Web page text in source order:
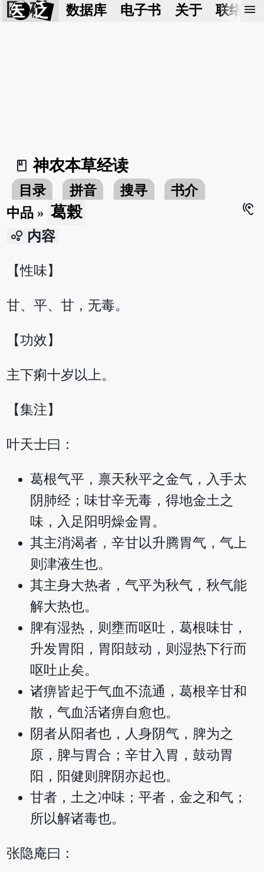
医 砭 数据库 电子书 关于 联络我
menu
book_2
神农本草经读
目录 拼音 搜寻
书介
中品 » 葛榖
hearing
bubble_chart 内容
【性味】
甘、平、甘，无毒。
【功效】
主下痢十岁以上。
【集注】
叶天士曰：
葛根气平，禀天秋平之金气，入手太
阴肺经；味甘辛无毒，得地金土之
味，入足阳明燥金胃。
其主消渴者，辛甘以升腾胃气，气上
则津液生也。
其主身大热者，气平为秋气，秋气能
解大热也。
脾有湿热，则壅而呕吐，葛根味甘，
升发胃阳，胃阳鼓动，则湿热下行而
呕吐止矣。
诸痹皆起于气血不流通，葛根辛甘和
散，气血活诸痹自愈也。
阴者从阳者也，人身阴气，脾为之
原，脾与胃合；辛甘入胃，鼓动胃
阳，阳健则脾阴亦起也。
甘者，土之冲味；平者，金之和气；
所以解诸毒也。
张隐庵曰：